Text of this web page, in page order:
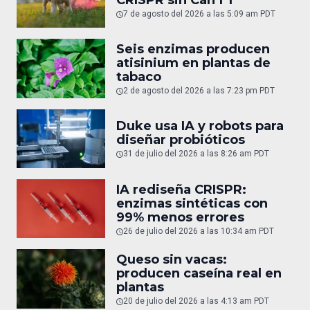
7 de agosto del 2026 a las 5:09 am PDT
Seis enzimas producen
atisinium en plantas de
tabaco
2 de agosto del 2026 a las 7:23 pm PDT
Duke usa IA y robots para
diseñar probióticos
31 de julio del 2026 a las 8:26 am PDT
IA rediseña CRISPR:
enzimas sintéticas con
99% menos errores
26 de julio del 2026 a las 10:34 am PDT
Queso sin vacas:
producen caseína real en
plantas
20 de julio del 2026 a las 4:13 am PDT